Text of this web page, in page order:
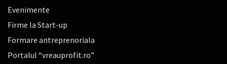
Evenimente
Firme la Start-up
Formare antreprenoriala
Portalul “vreauprofit.ro”